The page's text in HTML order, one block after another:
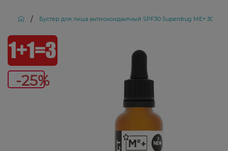
/ Бустер для лица антиоксидантный SPF30 Superdrug ME+ 30 мл
-25%